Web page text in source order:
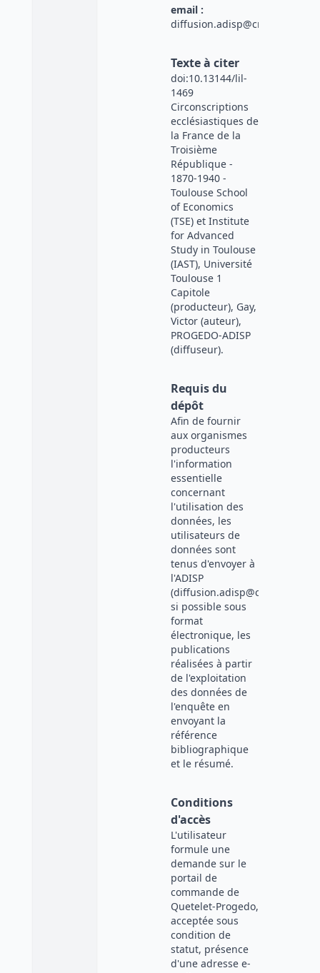
email :
diffusion.adisp@cnrs.fr
Texte à citer
doi:10.13144/lil-
1469
Circonscriptions
ecclésiastiques de
la France de la
Troisième
République -
1870-1940 -
Toulouse School
of Economics
(TSE) et Institute
for Advanced
Study in Toulouse
(IAST), Université
Toulouse 1
Capitole
(producteur), Gay,
Victor (auteur),
PROGEDO-ADISP
(diffuseur).
Requis du
dépôt
Afin de fournir
aux organismes
producteurs
l'information
essentielle
concernant
l'utilisation des
données, les
utilisateurs de
données sont
tenus d'envoyer à
l'ADISP
(diffusion.adisp@cnrs.fr),
si possible sous
format
électronique, les
publications
réalisées à partir
de l'exploitation
des données de
l'enquête en
envoyant la
référence
bibliographique
et le résumé.
Conditions
d'accès
L'utilisateur
formule une
demande sur le
portail de
commande de
Quetelet-Progedo,
acceptée sous
condition de
statut, présence
d'une adresse e-